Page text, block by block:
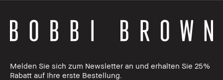
Melden Sie sich zum Newsletter an und erhalten Sie 25%
Rabatt auf Ihre erste Bestellung.